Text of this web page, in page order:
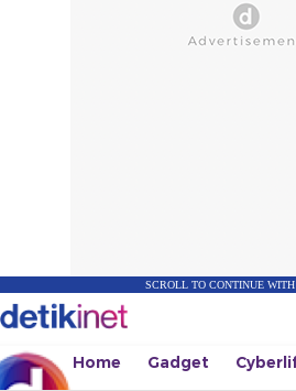
SCROLL TO CONTINUE
Home Gadget